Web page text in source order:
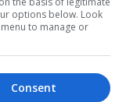
options below. Look
to manage or
Consent